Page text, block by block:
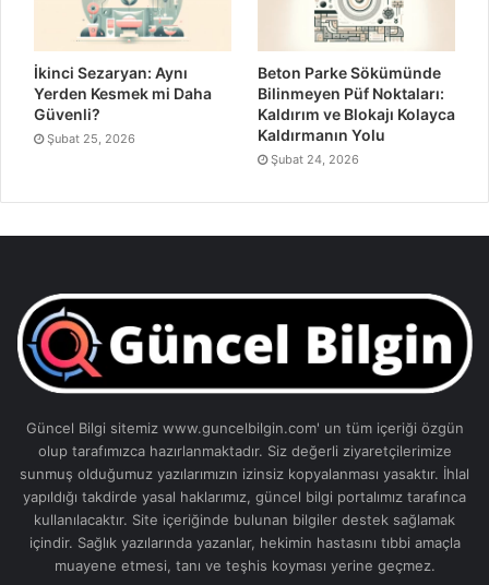
İkinci Sezaryan: Aynı
Yerden Kesmek mi Daha
Güvenli?
Şubat 25, 2026
Beton Parke Sökümünde
Bilinmeyen Püf Noktaları:
Kaldırım ve Blokajı Kolayca
Kaldırmanın Yolu
Şubat 24, 2026
Güncel Bilgi sitemiz www.guncelbilgin.com' un tüm içeriği özgün
olup tarafımızca hazırlanmaktadır. Siz değerli ziyaretçilerimize
sunmuş olduğumuz yazılarımızın izinsiz kopyalanması yasaktır. İhlal
yapıldığı takdirde yasal haklarımız, güncel bilgi portalımız tarafınca
kullanılacaktır. Site içeriğinde bulunan bilgiler destek sağlamak
içindir. Sağlık yazılarında yazanlar, hekimin hastasını tıbbi amaçla
muayene etmesi, tanı ve teşhis koyması yerine geçmez.